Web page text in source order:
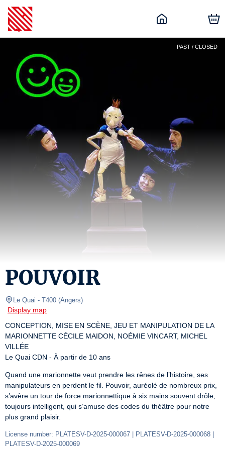
PAST / CLOSED
POUVOIR
Le Quai - T400 (Angers)
Display map
CONCEPTION, MISE EN SCÈNE, JEU ET MANIPULATION DE LA
MARIONNETTE CÉCILE MAIDON, NOÉMIE VINCART, MICHEL
VILLÉE
Le Quai CDN - À partir de 10 ans
Quand une marionnette veut prendre les rênes de l’histoire, ses
manipulateurs en perdent le fil. Pouvoir, auréolé de nombreux prix,
s’avère un tour de force marionnettique à six mains souvent drôle,
toujours intelligent, qui s’amuse des codes du théâtre pour notre
plus grand plaisir.
License number: PLATESV-D-2025-000067 | PLATESV-D-2025-000068 |
PLATESV-D-2025-000069